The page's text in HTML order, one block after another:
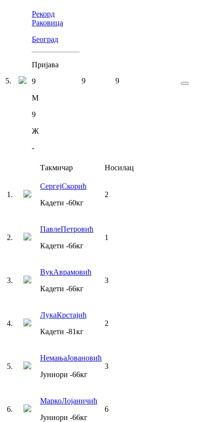
5.
Рекорд
Раковица
Београд
Пријава
9
М
9
Ж
-
9 9
Такмичар Носилац
1 .
СергејСкорић
Кадети -60кг
2
2.
ПавлеПетровић
Кадети -66кг
1
3.
ВукАврамовић
Кадети -66кг
3
4.
ЛукаКрстајић
Кадети -81кг
2
5.
НемањаЈовановић
Јуниори -66кг
3
6.
МаркоЛојаничић
Јуниори -66кг
6